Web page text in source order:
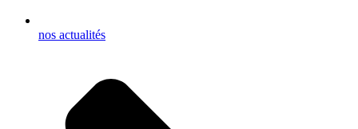
nos actualités